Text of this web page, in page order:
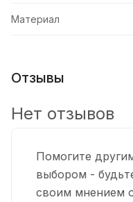
Материал
Отзывы
Помогите
выбором -
своим мнением
Нет отзывов